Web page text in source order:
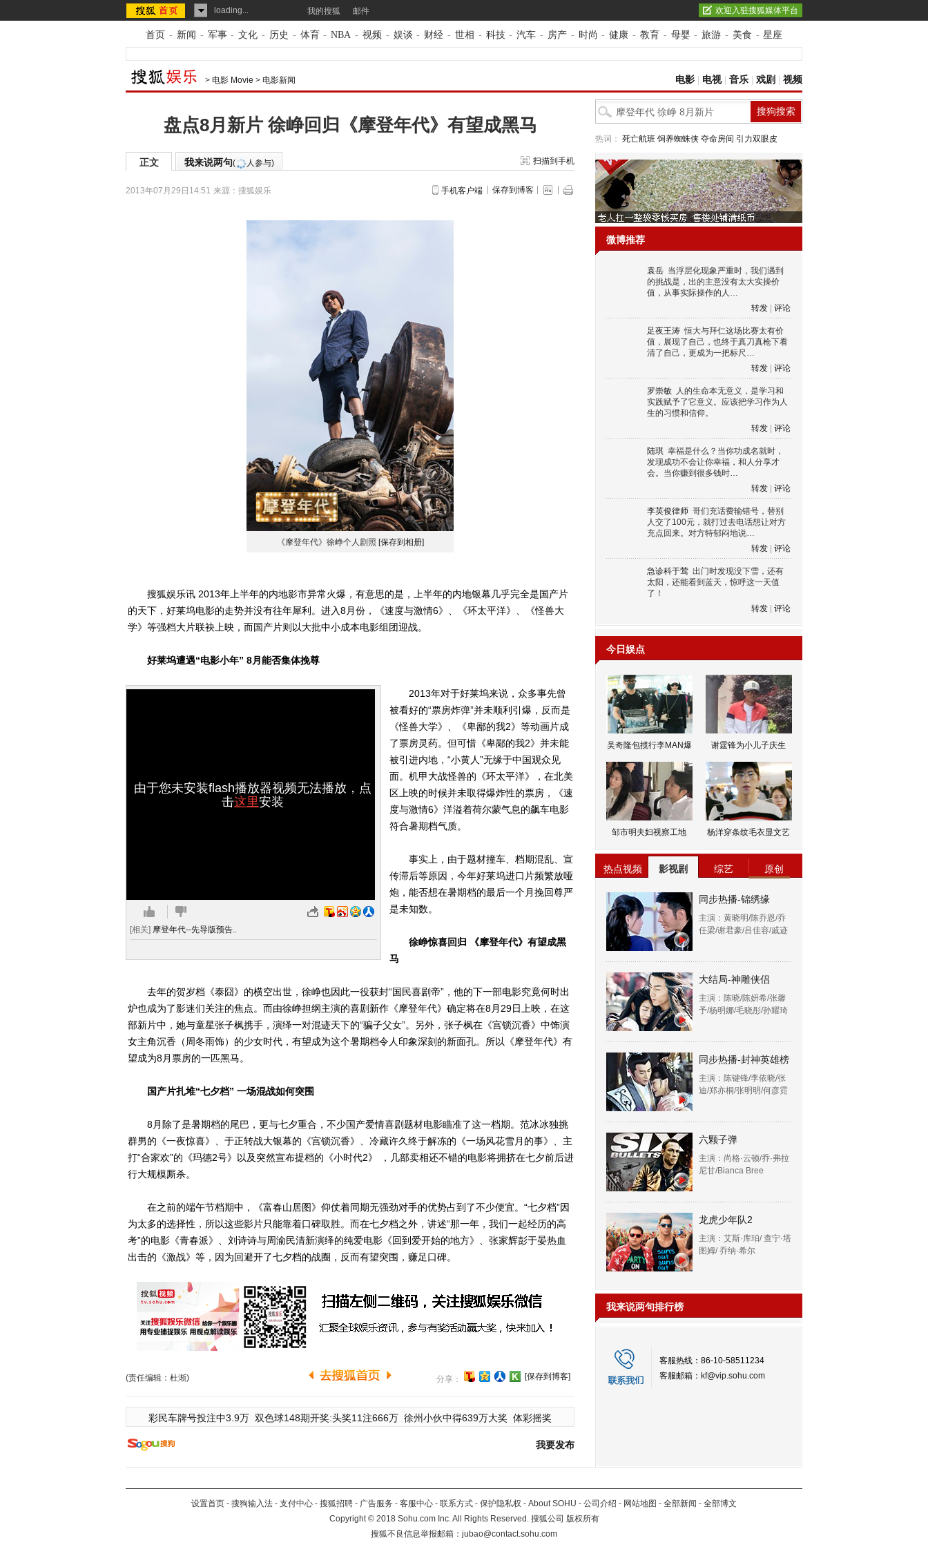
loading... 我的搜狐 邮件 欢迎入驻搜狐媒体平台
首页 - 新闻 - 军事 - 文化 - 历史 - 体育 - NBA - 视频 - 娱谈 - 财经 - 世相 - 科技 - 汽车 - 房产 - 时尚 - 健康 - 教育 - 母婴 - 旅游 - 美食 - 星座
> 电影 Movie > 电影新闻 电影 电视| 音乐 戏剧 视频
盘点8月新片 徐峥回归《摩登年代》有望成黑马
正文 我来说两句( 人参与) 扫描到手机
2013年07月29日14:51 来源： 搜狐娱乐 手机客户端 保存到博客
《摩登年代》徐峥个人剧照 [保存到相册]
搜狐娱乐讯 2013年上半年的内地影市异常火爆，有意思的是，上半年的内地银幕几乎完全是国产片
的天下，好莱坞电影的走势并没有往年犀利。进入8月份，《速度与激情6》、《环太平洋》、《怪兽大
学》等强档大片联袂上映，而国产片则以大批中小成本电影组团迎战。
好莱坞遭遇“电影小年” 8月能否集体挽尊
由于您未安装flash播放器视频无法播放，点
击这里安装
[相关] 摩登年代--先导版预告..
2013年对于好莱坞来说，众多事先曾
被看好的“票房炸弹”并未顺利引爆，反而是
《怪兽大学》、《卑鄙的我2》等动画片成
了票房灵药。但可惜《卑鄙的我2》并未能
被引进内地，“小黄人”无缘于中国观众见
面。机甲大战怪兽的《环太平洋》，在北美
区上映的时候并未取得爆炸性的票房，《速
度与激情6》洋溢着荷尔蒙气息的飙车电影
符合暑期档气质。
事实上，由于题材撞车、档期混乱、宣
传滞后等原因，今年好莱坞进口片频繁放哑
炮，能否想在暑期档的最后一个月挽回尊严
是未知数。
徐峥惊喜回归 《摩登年代》有望成黑
马
去年的贺岁档《泰囧》的横空出世，徐峥也因此一役获封“国民喜剧帝”，他的下一部电影究竟何时出
炉也成为了影迷们关注的焦点。而由徐峥担纲主演的喜剧新作《摩登年代》确定将在8月29日上映，在这
部新片中，她与童星张子枫携手，演绎一对混迹天下的“骗子父女”。另外，张子枫在《宫锁沉香》中饰演
女主角沉香（周冬雨饰）的少女时代，有望成为这个暑期档令人印象深刻的新面孔。所以《摩登年代》有
望成为8月票房的一匹黑马。
国产片扎堆“七夕档” 一场混战如何突围
8月除了是暑期档的尾巴，更与七夕重合，不少国产爱情喜剧题材电影瞄准了这一档期。范冰冰独挑
群男的《一夜惊喜》、于正转战大银幕的《宫锁沉香》、冷藏许久终于解冻的《一场风花雪月的事》、主
打“合家欢”的《玛德2号》以及突然宣布提档的《小时代2》 ，几部卖相还不错的电影将拥挤在七夕前后进
行大规模厮杀。
在之前的端午节档期中，《富春山居图》仰仗着同期无强劲对手的优势占到了不少便宜。“七夕档”因
为太多的选择性，所以这些影片只能靠着口碑取胜。而在七夕档之外，讲述“那一年，我们一起经历的高
考”的电影《青春派》、刘诗诗与周渝民清新演绎的纯爱电影《回到爱开始的地方》、张家辉彭于晏热血
出击的《激战》等，因为回避开了七夕档的战圈，反而有望突围，赚足口碑。
(责任编辑：杜渐) 分享： [保存到博客]
彩民车牌号投注中3.9万 双色球148期开奖:头奖11注666万 徐州小伙中得639万大奖 体彩摇奖
我要发布
热词： 死亡航班 饲养蜘蛛侠 夺命房间 引力双眼皮
微博推荐
袁岳 当浮层化现象严重时，我们遇到
的挑战是，出的主意没有太大实操价
值，从事实际操作的人…
转发
评论
足夜王涛 恒大与拜仁这场比赛太有价
值，展现了自己，也终于真刀真枪下看
清了自己，更成为一把标尺…
转发
评论
罗崇敏 人的生命本无意义，是学习和
实践赋予了它意义。应该把学习作为人
生的习惯和信仰。
转发
评论
陆琪 幸福是什么？当你功成名就时，
发现成功不会让你幸福，和人分享才
会。当你赚到很多钱时…
转发
评论
李英俊律师 哥们充话费输错号，替别
人交了100元，就打过去电话想让对方
充点回来。对方特郁闷地说…
转发
评论
急诊科于莺 出门时发现没下雪，还有
太阳，还能看到蓝天，惊呼这一天值
了！
转发
评论
今日娱点
吴奇隆包揽行李MAN爆 谢霆锋为小儿子庆生
邹市明夫妇视察工地 杨洋穿条纹毛衣显文艺
热点视频 影视剧 综艺 原创
同步热播-锦绣缘
主演：黄晓明/陈乔恩/乔
任梁/谢君豪/吕佳容/戚迹
大结局-神雕侠侣
主演：陈晓/陈妍希/张馨
予/杨明娜/毛晓彤/孙耀琦
同步热播-封神英雄榜
主演：陈键锋/李依晓/张
迪/郑亦桐/张明明/何彦霓
六颗子弹
主演：尚格·云顿/乔·弗拉
尼甘/Bianca Bree
龙虎少年队2
主演：艾斯·库珀/ 查宁·塔
图姆/ 乔纳·希尔
我来说两句排行榜
客服热线：86-10-58511234
客服邮箱： kf@vip.sohu.com
设置首页 - 搜狗输入法 - 支付中心 - 搜狐招聘 - 广告服务 - 客服中心 - 联系方式 - 保护隐私权 - About SOHU - 公司介绍 - 网站地图 - 全部新闻 - 全部博文
Copyright©2018 Sohu.com Inc. All Rights Reserved. 搜狐公司 版权所有
搜狐不良信息举报邮箱： jubao@contact.sohu.com